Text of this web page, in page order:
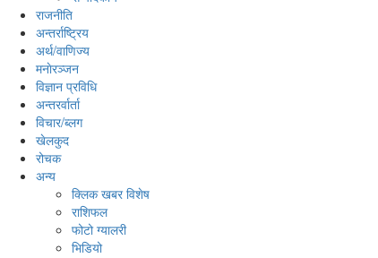
राजनीति
अन्तर्राष्ट्रिय
अर्थ/वाणिज्य
मनाेरञ्जन
विज्ञान प्रविधि
अन्तरर्वार्ता
विचार/ब्लग
खेलकुद
रोचक
अन्य
क्लिक खबर विशेष
राशिफल
फोटो ग्यालरी
भिडियो